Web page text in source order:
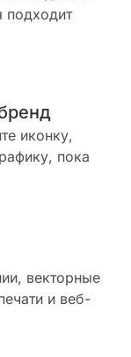
подходит
иконку,
пока
векторные
и веб-